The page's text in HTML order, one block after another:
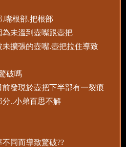
嘴根部.把根部
未溫到壺嘴跟壺把
擴張的壺嘴.壺把拉住導致
破嗎
發現於壺把下半部有一裂痕
..小弟百思不解
同而導致驚破??